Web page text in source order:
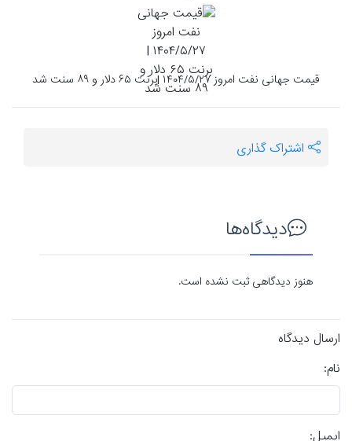
قیمت جهانی نفت امروز ۱۴۰۴/۵/۲۷ |برنت ۶۵ دلار و ۸۹ سنت شد
اشتراک گذاری
دیدگاه‌ها
هنوز دیدگاهی ثبت نشده است.
ارسال دیدگاه
نام:
ایمیل: